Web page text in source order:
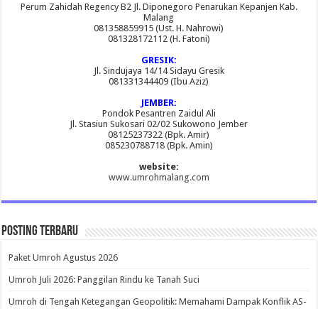
Perum Zahidah Regency B2 Jl. Diponegoro Penarukan Kepanjen Kab.
Malang
081358859915 (Ust. H. Nahrowi)
081328172112 (H. Fatoni)
GRESIK:
Jl. Sindujaya 14/14 Sidayu Gresik
081331344409 (Ibu Aziz)
JEMBER:
Pondok Pesantren Zaidul Ali
Jl. Stasiun Sukosari 02/02 Sukowono Jember
08125237322 (Bpk. Amir)
085230788718 (Bpk. Amin)
website:
www.umrohmalang.com
Posting Terbaru
Paket Umroh Agustus 2026
Umroh Juli 2026: Panggilan Rindu ke Tanah Suci
Umroh di Tengah Ketegangan Geopolitik: Memahami Dampak Konflik AS-